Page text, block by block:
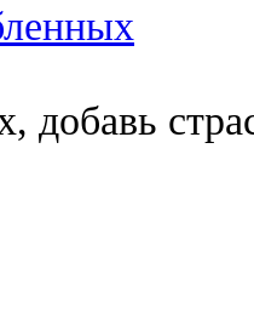
добавь